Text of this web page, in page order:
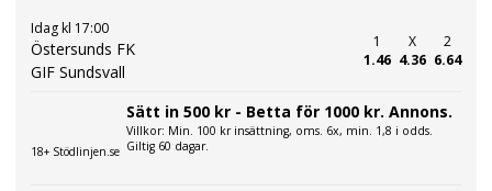
Idag kl 17:00
Östersunds FK
GIF Sundsvall
1
1.46
X
4.36
2
6.64
18+ Stödlinjen.se
Sätt in 500 kr - Betta för 1000 kr. Annons.
Villkor: Min. 100 kr insättning, oms. 6x, min. 1,8 i odds.
Giltig 60 dagar.